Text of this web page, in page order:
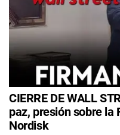
CIERRE DE WALL
paz, presión sobre la
Nordisk